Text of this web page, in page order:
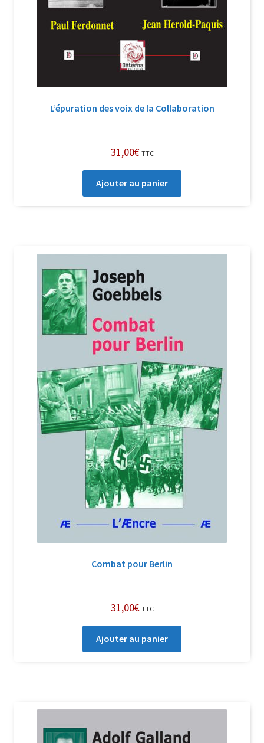
L’épuration des voix de la Collaboration
31,00€ TTC
Ajouter au panier
Combat pour Berlin
31,00€ TTC
Ajouter au panier